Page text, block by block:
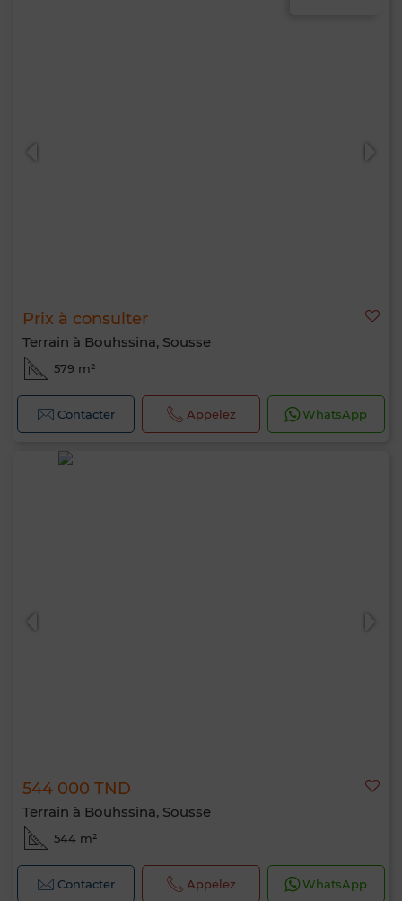
Prix à consulter
Terrain à Bouhssina, Sousse
579 m²
Contacter Appelez WhatsApp
544 000 TND
Terrain à Bouhssina, Sousse
544 m²
Contacter Appelez WhatsApp